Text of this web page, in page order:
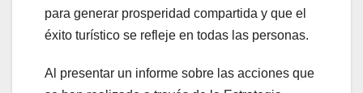
para generar prosperidad compartida y que el
éxito turístico se refleje en todas las personas.
Al presentar un informe sobre las acciones que